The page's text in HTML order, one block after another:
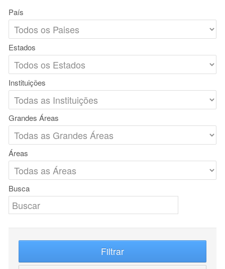
País
Estados
Instituições
Grandes Áreas
Áreas
Busca
Filtrar